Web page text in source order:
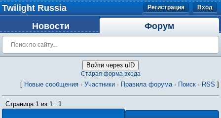
Twilight Russia Регистрация Вход
Новости Форум
Войти через uID
Старая форма входа
[ Новые сообщения · Участники · Правила форума· Поиск · RSS ]
Страница 1 из 1 1